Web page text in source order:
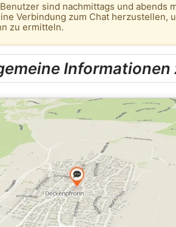
sind nachmittags und abends
Verbindung zum Chat herzustellen,
zu ermitteln.
Informationen